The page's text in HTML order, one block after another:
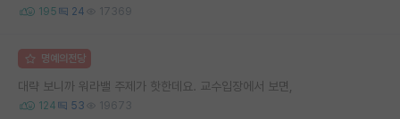
195 24 17369
명예의전당
대략 보니까 워라밸 주제가 핫한데요. 교수입장에서 보면,
124 53 19673